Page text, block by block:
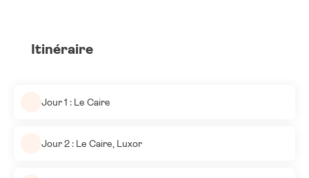
Itinéraire
Jour 1 : Le Caire
Jour 2 : Le Caire, Luxor